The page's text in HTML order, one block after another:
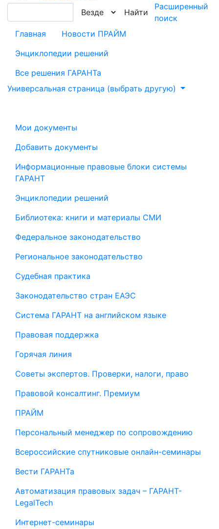
Найти
Расширенный
поиск
Главная
Новости ПРАЙМ
Энциклопедии решений
Все решения ГАРАНТа
Универсальная страница (выбрать другую)
Мои документы
Добавить документы
Информационные правовые блоки системы
ГАРАНТ
Энциклопедии решений
Библиотека: книги и материалы СМИ
Федеральное законодательство
Региональное законодательство
Судебная практика
Законодательство стран ЕАЭС
Система ГАРАНТ на английском языке
Правовая поддержка
Горячая линия
Советы экспертов. Проверки, налоги, право
Правовой консалтинг. Премиум
ПРАЙМ
Персональный менеджер по сопровождению
Всероссийские спутниковые онлайн-семинары
Вести ГАРАНТа
Автоматизация правовых задач – ГАРАНТ-
LegalTech
Интернет-семинары